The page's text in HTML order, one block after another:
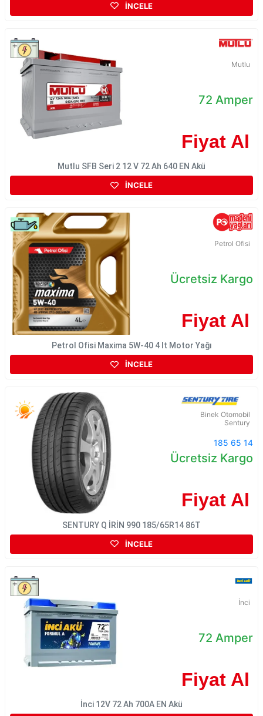
İNCELE
Mutlu
72 Amper
Fiyat Al
Mutlu SFB Seri 2 12 V 72 Ah 640 EN Akü
İNCELE
Petrol Ofisi
Ücretsiz Kargo
Fiyat Al
Petrol Ofisi Maxima 5W-40 4 lt Motor Yağı
İNCELE
Binek Otomobil
Sentury
185 65 14
Ücretsiz Kargo
Fiyat Al
SENTURY Q İRİN 990 185/65R14 86T
İNCELE
İnci
72 Amper
Fiyat Al
İnci 12V 72 Ah 700A EN Akü